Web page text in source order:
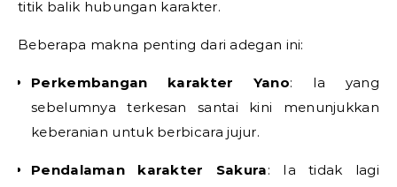
titik balik hubungan karakter.
Beberapa makna penting dari adegan ini:
Perkembangan karakter Yano: Ia yang
sebelumnya terkesan santai kini menunjukkan
keberanian untuk berbicara jujur.
Pendalaman karakter Sakura: Ia tidak lagi